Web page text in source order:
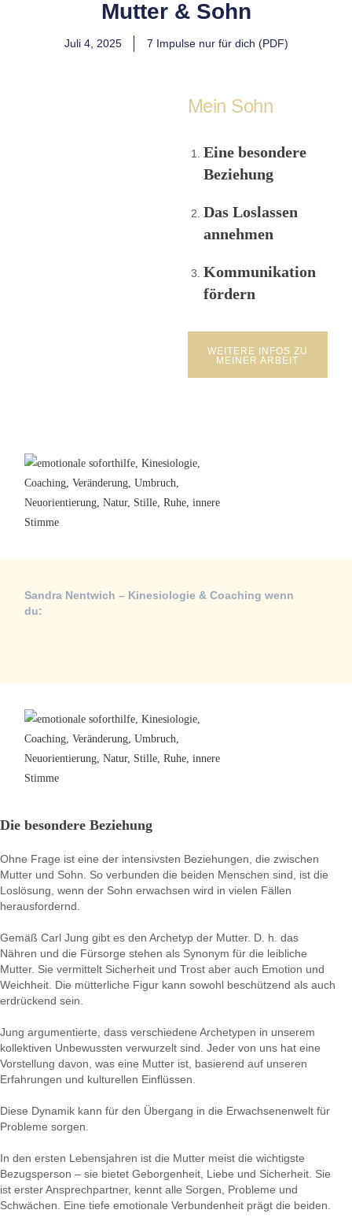
Mutter & Sohn
Juli 4, 2025 7 Impulse nur für dich (PDF)
Mein Sohn
Eine besondere
Beziehung
Das Loslassen
annehmen
Kommunikation
fördern
WEITERE INFOS ZU
MEINER ARBEIT
Sandra Nentwich – Kinesiologie & Coaching wenn
du:
Die besondere Beziehung
Ohne Frage ist eine der intensivsten Beziehungen, die zwischen
Mutter und Sohn. So verbunden die beiden Menschen sind, ist die
Loslösung, wenn der Sohn erwachsen wird in vielen Fällen
herausfordernd.
Gemäß Carl Jung gibt es den Archetyp der Mutter. D. h. das
Nähren und die Fürsorge stehen als Synonym für die leibliche
Mutter. Sie vermittelt Sicherheit und Trost aber auch Emotion und
Weichheit. Die mütterliche Figur kann sowohl beschützend als auch
erdrückend sein.
Jung argumentierte, dass verschiedene Archetypen in unserem
kollektiven Unbewussten verwurzelt sind. Jeder von uns hat eine
Vorstellung davon, was eine Mutter ist, basierend auf unseren
Erfahrungen und kulturellen Einflüssen.
Diese Dynamik kann für den Übergang in die Erwachsenenwelt für
Probleme sorgen.
In den ersten Lebensjahren ist die Mutter meist die wichtigste
Bezugsperson – sie bietet Geborgenheit, Liebe und Sicherheit. Sie
ist erster Ansprechpartner, kennt alle Sorgen, Probleme und
Schwächen. Eine tiefe emotionale Verbundenheit prägt die beiden.